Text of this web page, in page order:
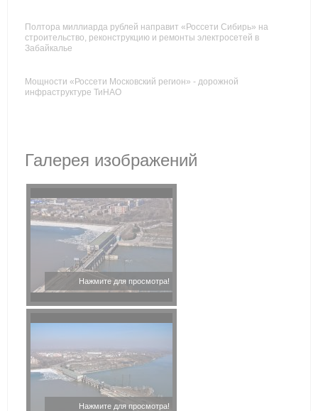
Полтора миллиарда рублей направит «Россети Сибирь» на
строительство, реконструкцию и ремонты электросетей в
Забайкалье
Мощности «Россети Московский регион» - дорожной
инфраструктуре ТиНАО
Галерея изображений
Нажмите для просмотра!
Нажмите для просмотра!